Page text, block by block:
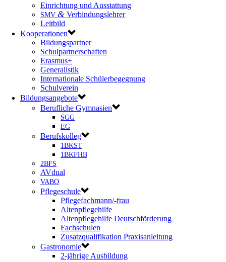
Einrichtung und Ausstattung
SMV & Verbindungslehrer
Leitbild
Kooperationen
Bildungspartner
Schulpartnerschaften
Erasmus+
Generalistik
Internationale Schülerbegegnung
Schulverein
Bildungsangebote
Berufliche Gymnasien
SGG
EG
Berufskolleg
1BKST
1BKFHB
2BFS
AVdual
VABO
Pflegeschule
Pflegefachmann/-frau
Altenpflegehilfe
Altenpflegehilfe Deutschförderung
Fachschulen
Zusatzqualifikation Praxisanleitung
Gastronomie
2-jährige Ausbildung